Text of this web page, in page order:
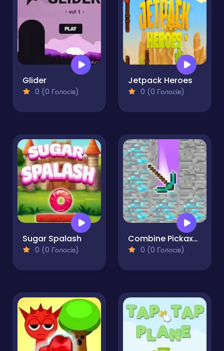
Glider
0 (0 Голосів)
Jetpack Heroes
0 (0 Голосів)
Sugar Spalash
0 (0 Голосів)
Combine Pickaxes
0 (0 Голосів)